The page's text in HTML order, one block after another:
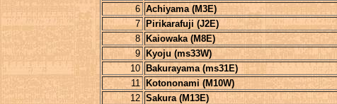
6 Achiyama (M3E)
7
Pirikarafuji (J2E)
8
Kaiowaka (M8E)
9
Kyoju (ms33W)
10
Bakurayama (ms31E)
11
Kotononami (M10W)
12 Sakura (M13E)